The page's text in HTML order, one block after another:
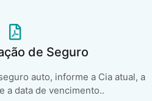
de Seguro
auto, informe a Cia atual, a
a data de vencimento..